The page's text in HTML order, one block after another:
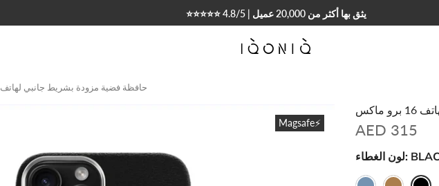
⭐⭐⭐⭐⭐ 4.8/5 | يثق بها أكثر من 20,000 عميل
حافظة فضية مزودة بشريط جانبي لهاتف 16 برو ماكس
Magsafe⚡ AED 315
لون الغطاء: